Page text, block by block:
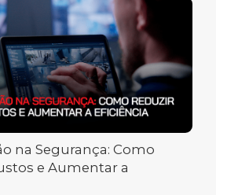
na Segurança: Como
e Aumentar a